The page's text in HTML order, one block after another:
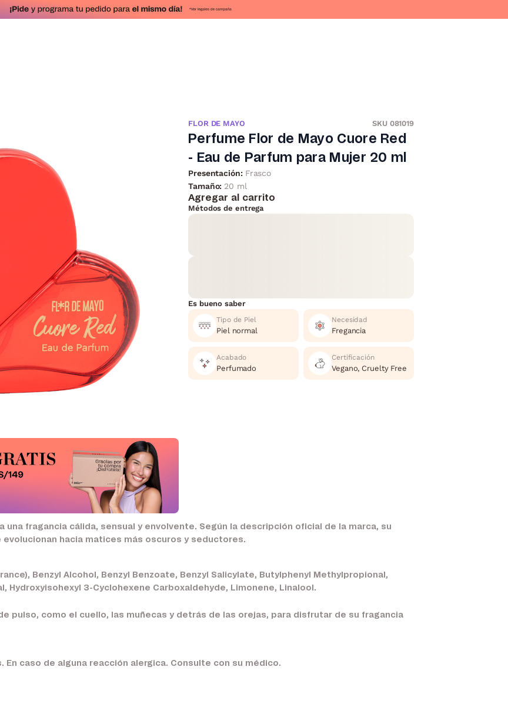
FLOR DE MAYO SKU 081019
Perfume Flor de Mayo Cuore Red
- Eau de Parfum para Mujer 20 ml
Presentación: Frasco
Tamaño: 20 ml
Agregar al carrito
Métodos de entrega
Es bueno saber
Tipo de Piel
Piel normal
Necesidad
Fregancia
Acabado
Perfumado
Certificación
Vegano, Cruelty Free
fragancia cálida, sensual y envolvente. Según la descripción oficial de la marca, su
hacia matices más oscuros y seductores.
Benzyl Alcohol, Benzyl Benzoate, Benzyl Salicylate, Butylphenyl Methylpropional,
Hydroxyisohexyl 3-Cyclohexene Carboxaldehyde, Limonene, Linalool.
pulso, como el cuello, las muñecas y detrás de las orejas, para disfrutar de su fragancia
caso de alguna reacción alergica. Consulte con su médico.